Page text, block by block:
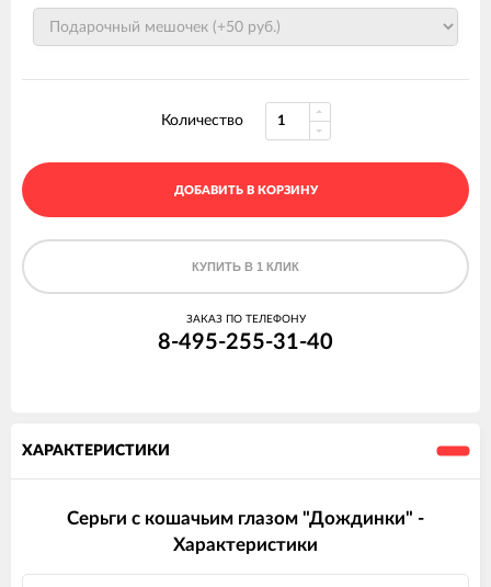
Количество
ДОБАВИТЬ В КОРЗИНУ
КУПИТЬ В 1 КЛИК
ЗАКАЗ ПО ТЕЛЕФОНУ
8-495-255-31-40
ХАРАКТЕРИСТИКИ
Серьги с кошачьим глазом "Дождинки" -
Характеристики